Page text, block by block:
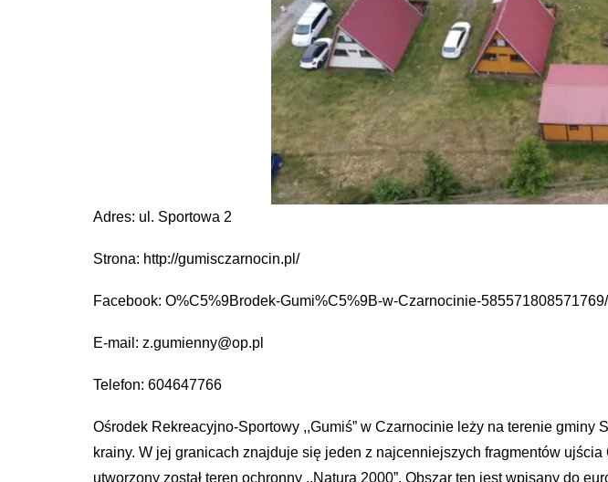
Adres: ul. Sportowa 2
Strona: http://gumisczarnocin.pl/
Facebook: O%C5%9Brodek-Gumi%C5%9B-w-Czarnocinie-585571808571769/
E-mail: z.gumienny@op.pl
Telefon: 604647766
Ośrodek Rekreacyjno-Sportowy ,,Gumiś” w Czarnocinie leży na terenie
krainy. W jej granicach znajduje się jeden z najcenniejszych fragmentów
utworzony został teren ochronny ,,Natura 2000”. Obszar ten jest wpisany do